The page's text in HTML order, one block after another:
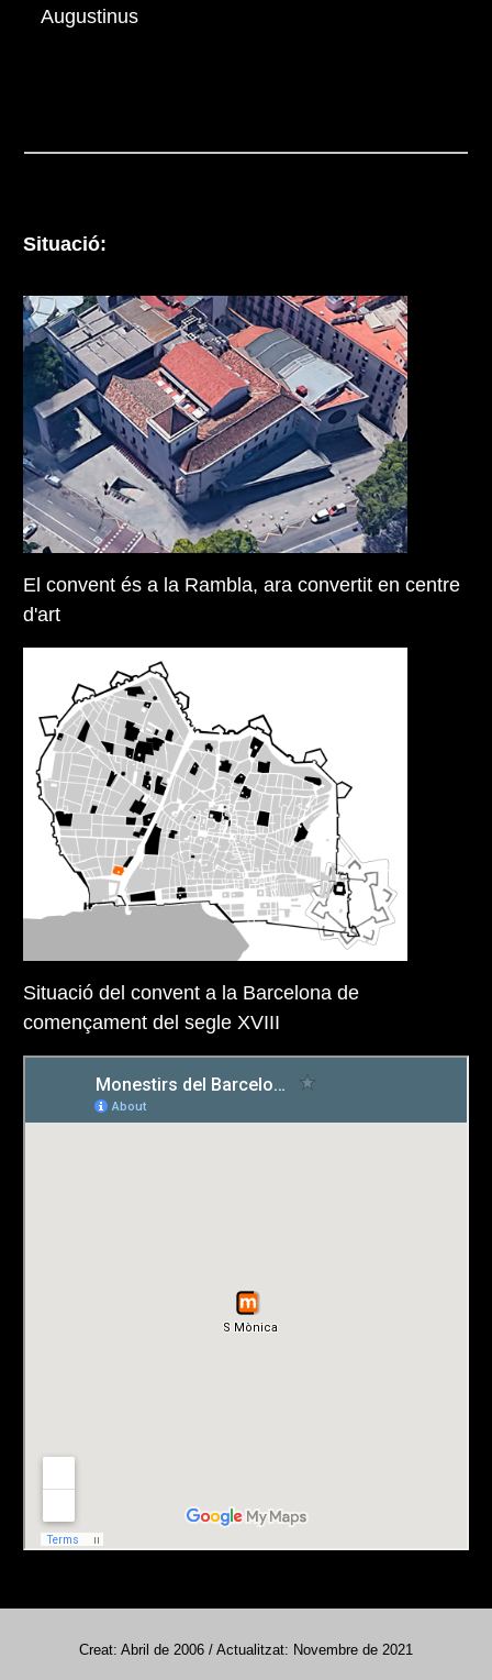
Augustinus
Situació:
El convent és a la Rambla, ara convertit en centre
d'art
Situació del convent a la Barcelona de
començament del segle XVIII
Creat: Abril de 2006 / Actualitzat: Novembre de 2021